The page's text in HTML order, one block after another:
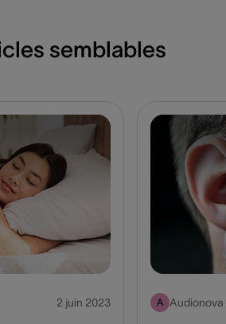
semblables
2 juin 2023 A Audionova